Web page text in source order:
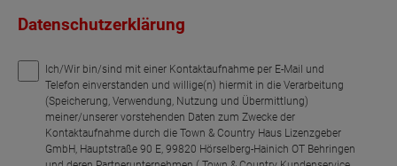
Datenschutzerklärung
Ich/Wir bin/sind mit einer Kontaktaufnahme per E-Mail und
Telefon einverstanden und willige(n) hiermit in die Verarbeitung
(Speicherung, Verwendung, Nutzung und Übermittlung)
meiner/unserer vorstehenden Daten zum Zwecke der
Kontaktaufnahme durch die Town & Country Haus Lizenzgeber
GmbH, Hauptstraße 90 E, 99820 Hörselberg-Hainich OT Behringen